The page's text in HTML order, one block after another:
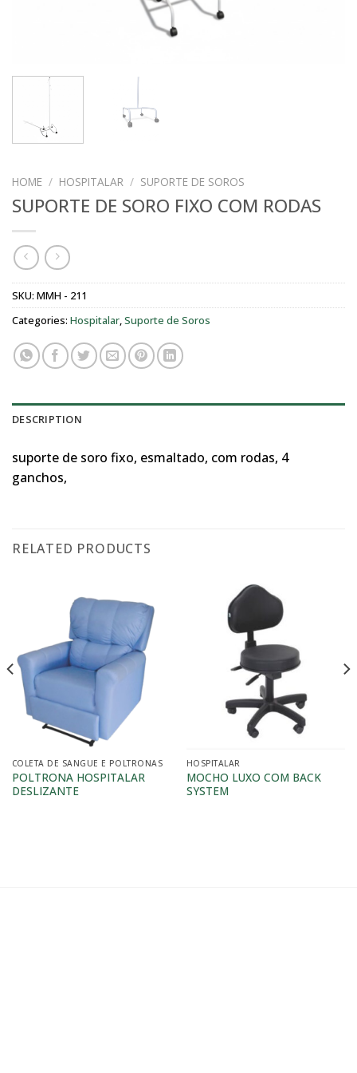
HOME / HOSPITALAR / SUPORTE DE SOROS
SUPORTE DE SORO FIXO COM RODAS
SKU: MMH - 211
Categories: Hospitalar,Suporte de Soros
DESCRIPTION
suporte de soro fixo, esmaltado, com rodas, 4
ganchos,
RELATED PRODUCTS
COLETA DE SANGUE E POLTRONAS
POLTRONA HOSPITALAR
DESLIZANTE
HOSPITALAR
MOCHO LUXO COM BACK
SYSTEM